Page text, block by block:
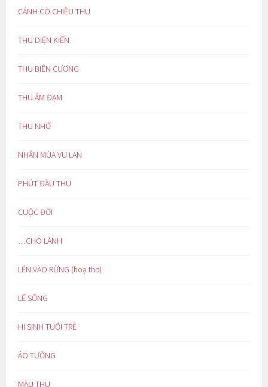
CÁNH CÒ CHIỀU THU
THU DIỆN KIẾN
THU BIÊN CƯƠNG
THU ẢM ĐẠM
THU NHỚ
NHÂN MÙA VU LAN
PHÚT ĐẦU THU
CUỘC ĐỜI
…CHO LÀNH
LẺN VÀO RỪNG (hoạ thơ)
LẼ SỐNG
HI SINH TUỔI TRẺ
ẢO TƯỞNG
MÀU THU